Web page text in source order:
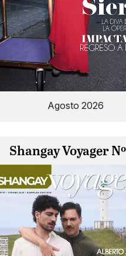
Agosto 2026
Shangay Voyager